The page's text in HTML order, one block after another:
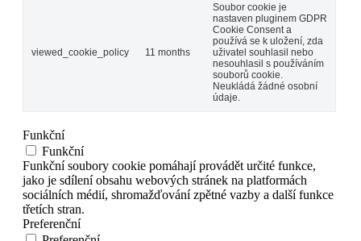
viewed_cookie_policy 11 months
Soubor cookie je
nastaven pluginem GDPR
Cookie Consent a
používá se k uložení, zda
uživatel souhlasil nebo
nesouhlasil s používáním
souborů cookie.
Neukládá žádné osobní
údaje.
Funkční
Funkční
Funkční soubory cookie pomáhají provádět určité funkce,
jako je sdílení obsahu webových stránek na platformách
sociálních médií, shromažďování zpětné vazby a další funkce
třetích stran.
Preferenční